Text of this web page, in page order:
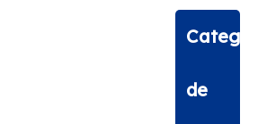
de